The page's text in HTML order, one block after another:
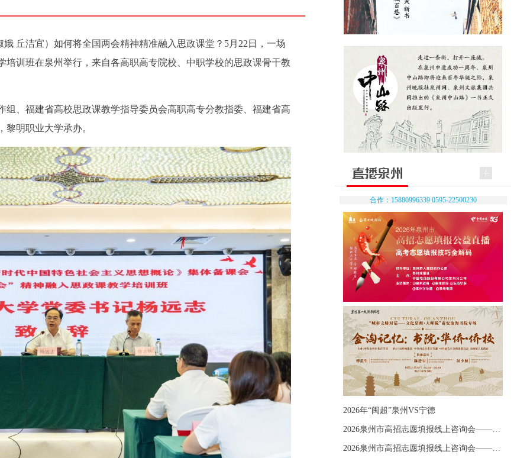
丘洁宜）如何将全国两会精神精准融入思政课堂？5月22日，一场
训班在泉州举行，来自各高职高专院校、中职学校的思政课骨干教
组、福建省高校思政课教学指导委员会高职高专分教指委、福建省高
明职业大学承办。
合作：15880996339 0595-22500230
2026年“闽超”泉州VS宁德